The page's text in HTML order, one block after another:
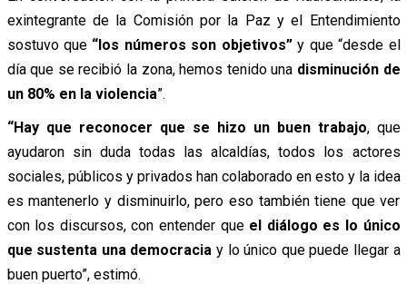
exintegrante de la Comisión por la Paz y el Entendimiento
sostuvo que“los números son objetivos”y que “desde el
día que se recibió la zona, hemos tenido una disminución de
un 80% en la violencia”.
“Hay que reconocer que se hizo un buen trabajo, que
ayudaron sin duda todas las alcaldías, todos los actores
sociales, públicos y privados han colaborado en esto y la idea
es mantenerlo y disminuirlo, pero eso también tiene que ver
con los discursos, con entender queel diálogo es lo único
que sustenta una democracia y lo único que puede llegar a
buen puerto”, estimó.